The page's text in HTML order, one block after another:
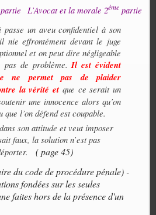
L’Avocat et la morale 2ème partie
un aveu confidentiel à son
nie effrontément devant le juge
et on peut dire négligeable
pas de problème.Il est évident
ne permet pas de plaider
la vérité et que ce serait un
une innocence alors qu’on
l’on défend est coupable.
son attitude et veut imposer
faux, la solution n’est pas
( page 45)
du code de procédure pénale) -
fondées sur les seules
faites hors de la présence d'un